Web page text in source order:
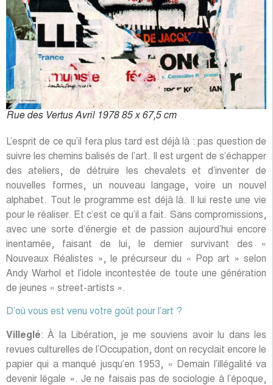
Rue des Vertus Avril 1978 85 x 67,5 cm
L’esprit de ce qu’il fera plus tard est déjà là : pas question de
suivre les chemins balisés de l’art. Il est urgent de s’échapper
des ateliers, de détruire les chevalets et d’inventer de
nouvelles formes, un nouveau langage, voire un nouvel
alphabet. Tout le programme est déjà là. Il lui reste une vie
pour le réaliser. Et c’est ce qu’il a fait. Sans compromissions,
avec une sorte d’énergie et de passion aujourd’hui encore
inentamée, faisant de lui, le dernier survivant des «
Nouveaux Réalistes », le précurseur du « Pop art » selon
Andy Warhol et l’idole incontestée de toute une génération
de jeunes « street-artists ».
D’où vous est venu votre goût pour l’art ?
Villeglé: À la Libération, je me souviens avoir lu dans les
revues culturelles de l’Occupation, dont on recyclait encore le
papier qui a manqué jusqu’en 1953, « Demain l’illégalité va
devenir légale ». Je ne faisais pas de sociologie à l’époque,